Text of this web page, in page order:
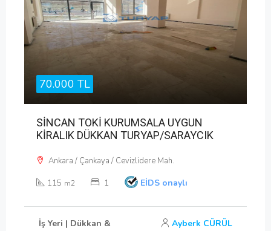
70.000 TL
SİNCAN TOKİ KURUMSALA UYGUN
KİRALIK DÜKKAN TURYAP/SARAYCIK
Ankara / Çankaya / Cevizlidere Mah.
115 m2 1 EİDS onaylı
İş Yeri | Dükkan &
Ayberk CÜRÜL